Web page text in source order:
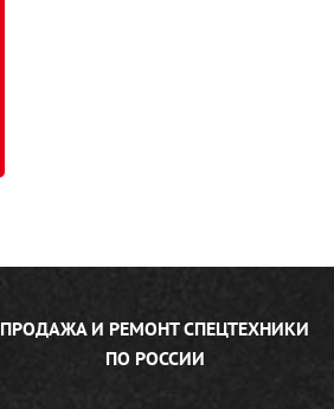
ПРОДАЖА И РЕМОНТСПЕЦТЕХНИКИ
ПО РОССИИ